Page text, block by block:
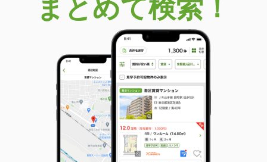
まとめて検索！